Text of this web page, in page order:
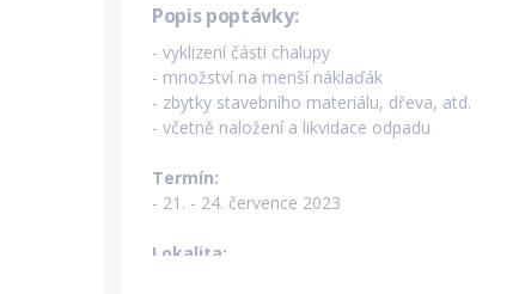
Popis poptávky:
- vyklizení části chalupy
- množství na menší náklaďák
- zbytky stavebního materiálu, dřeva, atd.
- včetně naložení a likvidace odpadu
Termín:
- 21. - 24. července 2023
Lokalita: